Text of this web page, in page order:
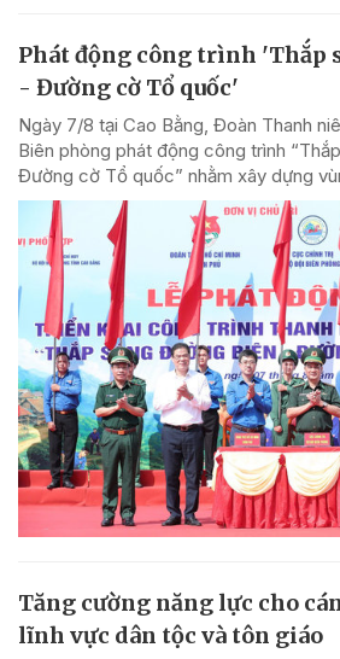
Phát động công trình 'Thắp
- Đường cờ Tổ quốc'
Ngày 7/8 tại Cao Bằng, Đoàn Thanh
Biên phòng phát động công trình
Đường cờ Tổ quốc” nhằm xây dựng
Tăng cường năng lực cho
lĩnh vực dân tộc và tôn giáo